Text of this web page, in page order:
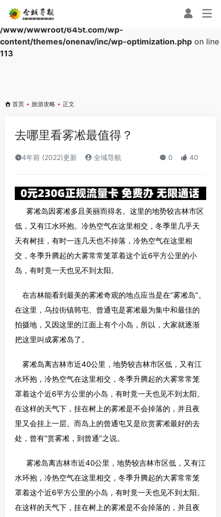
Warning: Array to string conversion in
/www/wwwroot/645t.com/wp-
content/themes/onenav/inc/wp-optimization.php on line
113
首页 • 旅游攻略 • 正文
去哪里看雾凇最值得？
4年前 (2022)更新 全域导航 0 40
雾凇岛因雾凇多且美丽而得名。这里的地势较吉林市区
低，又有江水环抱。冷热空气在这里相交，冬季里几乎天
天有树挂，有时一连几天也不掉落，冷热空气在这里相
交，冬季升腾起的大雾常常笼罩着这个近6平方公里的小
岛，有时竟一天也见不到太阳。
在吉林能看到最美的雾凇奇观的地点应当是在“雾凇岛”。
在这里，乌拉街镇韩屯、曾通屯是雾凇最为集中和最佳的
拍摄地，又因这里的江面上有个小岛，所以，大家就逐渐
把这里叫成雾凇岛了。
雾凇岛离吉林市近40公里，地势较吉林市区低，又有江
水环抱，冷热空气在这里相交，冬季升腾起的大雾常常笼
罩着这个近6平方公里的小岛，有时竟一天也见不到太阳。
在这样的天气下，挂在树上的雾凇是不会掉落的，并且夜
里又会挂上一层。而岛上的曾通屯又是欣赏雾凇最好的去
处，曾有“赏雾凇，到曾通”之说。
雾凇岛离吉林市近40公里，地势较吉林市区低，又有江
水环抱，冷热空气在这里相交，冬季升腾起的大雾常常笼
罩着这个近6平方公里的小岛，有时竟一天也见不到太阳。
在这样的天气下，挂在树上的雾凇是不会掉落的，并且夜